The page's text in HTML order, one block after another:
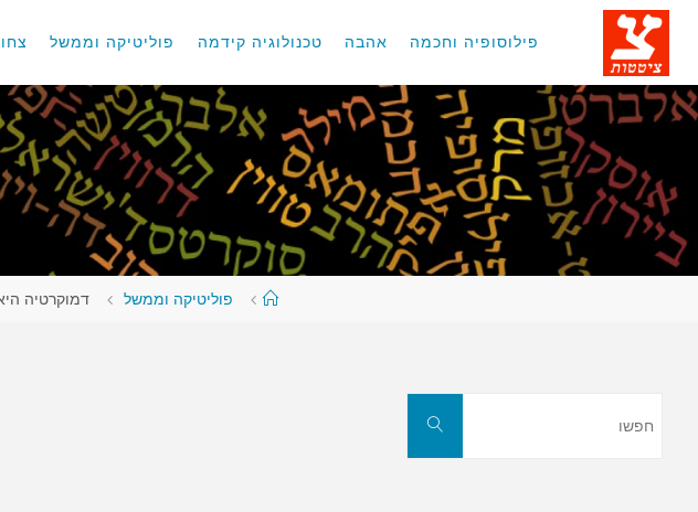
דלגו
פילוסופיה וחכמה אהבה טכנולוגיה קידמה פוליטיקה וממשל
עמודפוליטיקה וממשל דמוקרטיה
חפשו